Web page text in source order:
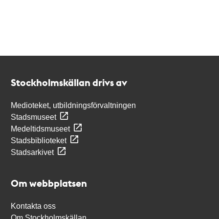
Stockholmskällan drivs av
Medioteket, utbildningsförvaltningen
Stadsmuseet
Medeltidsmuseet
Stadsbiblioteket
Stadsarkivet
Om webbplatsen
Kontakta oss